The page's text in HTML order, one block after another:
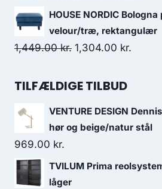
HOUSE NORDIC
velour/træ, rektangulær
1,449.00kr. 1,304.00 kr.
TILFÆLDIGE TILBUD
VENTURE DESIGN
hør og beige/natur stål
969.00 kr.
TVILUM Prima
låger